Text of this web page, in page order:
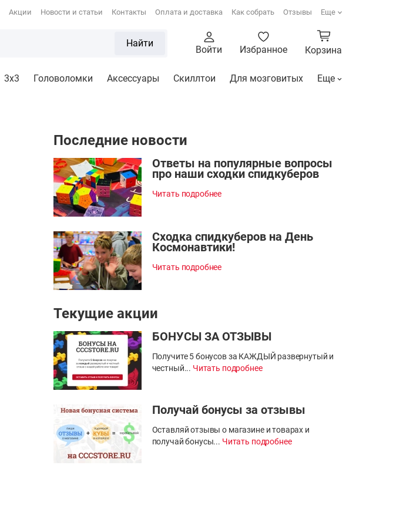
Акции Новости и статьи Контакты Оплата и доставка Как собрать Отзывы Еще
Найти
Войти Избранное Корзина
3х3 Головоломки Аксессуары Скиллтои Для мозговитых Еще
Последние новости
Ответы на популярные вопросы
про наши сходки спидкуберов
Читать подробнее
Сходка спидкуберов на День
Космонавтики!
Читать подробнее
Текущие акции
БОНУСЫ ЗА ОТЗЫВЫ
Получите 5 бонусов за КАЖДЫЙ развернутый и
честный... Читать подробнее
Получай бонусы за отзывы
Оставляй отзывы о магазине и товарах и
получай бонусы... Читать подробнее